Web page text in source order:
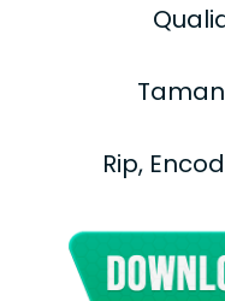
Rip,